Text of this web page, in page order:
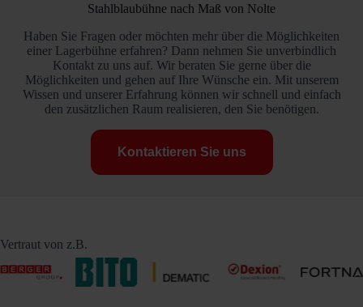
Stahlblaubühne nach Maß von Nolte
Haben Sie Fragen oder möchten mehr über die Möglichkeiten
einer Lagerbühne erfahren? Dann nehmen Sie unverbindlich
Kontakt zu uns auf. Wir beraten Sie gerne über die
Möglichkeiten und gehen auf Ihre Wünsche ein. Mit unserem
Wissen und unserer Erfahrung können wir schnell und einfach
den zusätzlichen Raum realisieren, den Sie benötigen.
Kontaktieren Sie uns
Vertraut von z.B.